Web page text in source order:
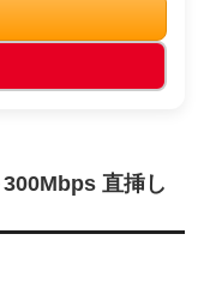
直挿し